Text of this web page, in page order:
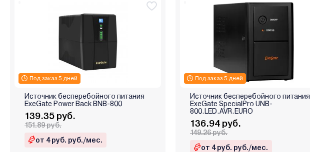
Под заказ 5 дней
Источник бесперебойного питания
ExeGate Power Back BNB-800
139.35 руб.
151.89 руб.
от 4 руб. руб./мес.
Под заказ 5 дней
Источник бесперебойного питания
ExeGate SpecialPro UNB-
800.LED.AVR.EURO
136.94 руб.
149.26 руб.
от 4 руб. руб./мес.